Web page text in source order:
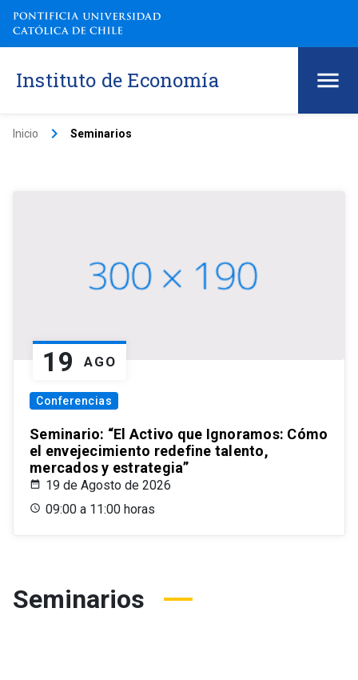
Instituto de Economía
Inicio keyboard_arrow_right Seminarios
19 AGO
Conferencias
Seminario: “El Activo que Ignoramos: Cómo
el envejecimiento redefine talento,
mercados y estrategia”
19 de Agosto de 2026
09:00 a 11:00 horas
Seminarios